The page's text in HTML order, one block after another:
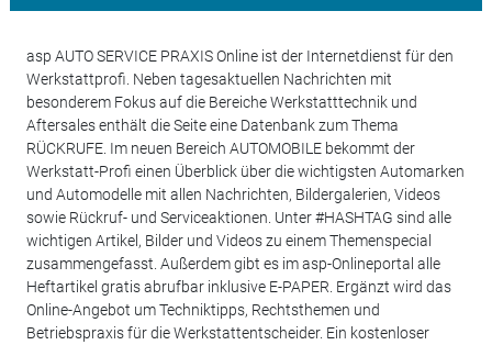
asp AUTO SERVICE PRAXIS Online ist der Internetdienst für den
Werkstattprofi. Neben tagesaktuellen Nachrichten mit
besonderem Fokus auf die Bereiche Werkstatttechnik und
Aftersales enthält die Seite eine Datenbank zum Thema
RÜCKRUFE. Im neuen Bereich AUTOMOBILE bekommt der
Werkstatt-Profi einen Überblick über die wichtigsten Automarken
und Automodelle mit allen Nachrichten, Bildergalerien, Videos
sowie Rückruf- und Serviceaktionen. Unter #HASHTAG sind alle
wichtigen Artikel, Bilder und Videos zu einem Themenspecial
zusammengefasst. Außerdem gibt es im asp-Onlineportal alle
Heftartikel gratis abrufbar inklusive E-PAPER. Ergänzt wird das
Online-Angebot um Techniktipps, Rechtsthemen und
Betriebspraxis für die Werkstattentscheider. Ein kostenloser